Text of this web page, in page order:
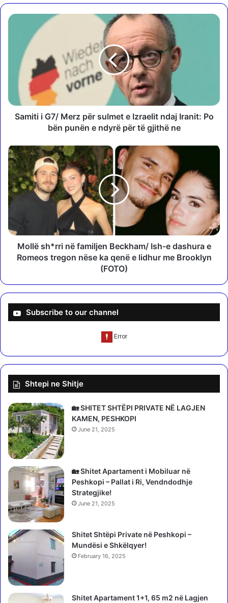
S
7
r
z
p
r
s
m
z
j
I
r
a
n
i
t
:
o
b
ë
n
p
u
n
ë
n
e
n
Samiti i G7/ Merz për sulmet e Izraelit ndaj Iranit: Po
bën punën e ndyrë për të gjithë ne
M
o
l
l
ë
s
r
m
i
n
B
c
k
h
a
m
/
s
-
e
d
a
s
h
u
a
R
Mollë sh*rri në familjen Beckham/ Ish-e dashura e
Romeos tregon nëse ka qenë e lidhur me Brooklyn
(FOTO)
Subscribe to our channel
Shtepi ne Shitje
🏡 SHITET SHTËPI PRIVATE NË LAGJEN
KAMEN, PESHKOPI
June 21, 2025
🏡 Shitet Apartament i Mobiluar në
Peshkopi – Pallat i Ri, Vendndodhje
Strategjike!
June 21, 2025
Shitet Shtëpi Private në Peshkopi –
Mundësi e Shkëlqyer!
February 16, 2025
Shitet Apartament 1+1, 65 m2 në Lagjen